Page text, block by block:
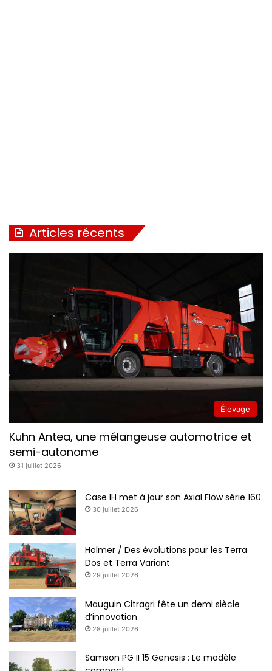
Articles récents
Élevage
Kuhn Antea, une mélangeuse automotrice et
semi-autonome
31 juillet 2026
Case IH met à jour son Axial Flow série 160
30 juillet 2026
Holmer / Des évolutions pour les Terra
Dos et Terra Variant
29 juillet 2026
Mauguin Citragri fête un demi siècle
d’innovation
28 juillet 2026
Samson PG II 15 Genesis : Le modèle